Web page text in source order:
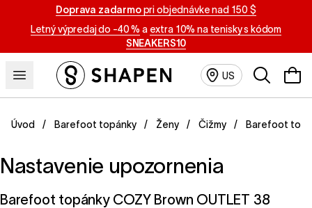
Doprava zadarmopri objednávke nad 150 $
Letný výpredaj do -40 % a extra 10% na tenisky s kódom
SNEAKERS10
US
Úvod Barefoot topánky Ženy Čižmy Barefoot
Nastavenie upozornenia
Barefoot topánky COZY Brown OUTLET 38